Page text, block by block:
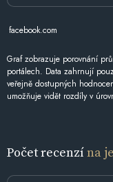
facebook.com
Graf zobrazuje porovnání
portálech. Data zahrnují
veřejně dostupných
umožňuje vidět rozdíly v
Počet recenzína